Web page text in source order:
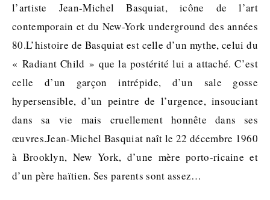
l’artiste Jean-Michel Basquiat, icône de l’art
contemporain et du New-York underground des années
80.L’histoire de Basquiat est celle d’un mythe, celui du
« Radiant Child » que la postérité lui a attaché. C’est
celle d’un garçon intrépide, d’un sale gosse
hypersensible, d’un peintre de l’urgence, insouciant
dans sa vie mais cruellement honnête dans ses
œuvres.Jean-Michel Basquiat naît le 22 décembre 1960
à Brooklyn, New York, d’une mère porto-ricaine et
d’un père haïtien. Ses parents sont assez…